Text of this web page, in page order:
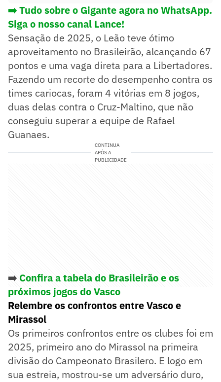
➡️ Tudo sobre o Gigante agora no WhatsApp.
Siga o nosso canal Lance!
Sensação de 2025, o Leão teve ótimo
aproveitamento no Brasileirão, alcançando 67
pontos e uma vaga direta para a Libertadores.
Fazendo um recorte do desempenho contra os
times cariocas, foram 4 vitórias em 8 jogos,
duas delas contra o Cruz-Maltino, que não
conseguiu superar a equipe de Rafael
Guanaes.
CONTINUA
APÓS A
PUBLICIDADE
➡️ Confira a tabela do Brasileirão e os
próximos jogos do Vasco
Relembre os confrontos entre Vasco e
Mirassol
Os primeiros confrontos entre os clubes foi em
2025, primeiro ano do Mirassol na primeira
divisão do Campeonato Brasilero. E logo em
sua estreia, mostrou-se um adversário duro,